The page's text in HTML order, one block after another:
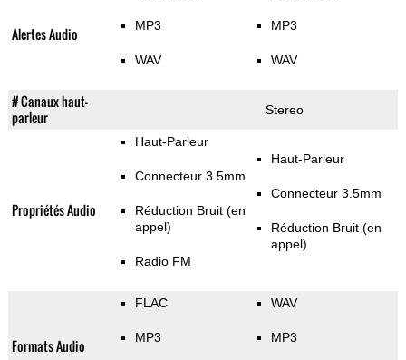
Alertes Audio MP3
WAV
MP3
WAV
# Canaux haut-
parleur
Stereo
Propriétés Audio
Haut-Parleur
Connecteur 3.5mm
Réduction Bruit (en
appel)
Radio FM
Haut-Parleur
Connecteur 3.5mm
Réduction Bruit (en
appel)
Formats Audio
FLAC
MP3
WAV
MP3